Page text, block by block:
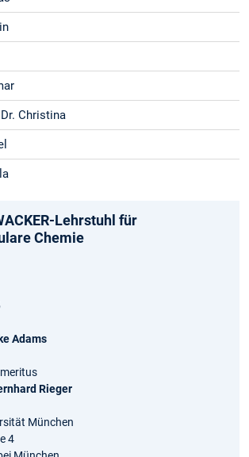
Christina
Lehrstuhl für
Chemie
Adams
Rieger
München
4